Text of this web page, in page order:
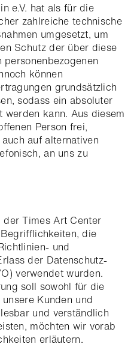
e.V. hat als für die
zahlreiche technische
umgesetzt, um
Schutz der über diese
können
grundsätzlich
sodass ein absoluter
kann. Aus diesem
Person frei,
auf alternativen
an uns zu
Times Art Center
die
und
der Datenschutz-
verwendet wurden.
soll sowohl für die
Kunden und
und verständlich
möchten wir vorab
erläutern.